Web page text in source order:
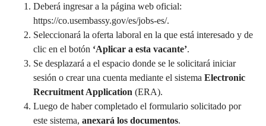
Deberá ingresar a la página web oficial:
https://co.usembassy.gov/es/jobs-es/.
Seleccionará la oferta laboral en la que está interesado y de
clic en el botón ‘Aplicar a esta vacante’.
Se desplazará a el espacio donde se le solicitará iniciar
sesión o crear una cuenta mediante el sistema Electronic
Recruitment Application (ERA).
Luego de haber completado el formulario solicitado por
este sistema, anexará los documentos.